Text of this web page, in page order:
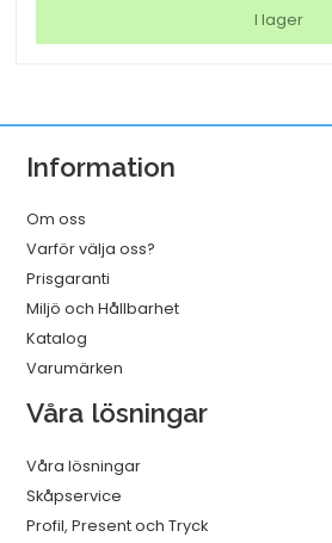
2x125mic
mängd
I lager
Information
Om oss
Varför välja oss?
Prisgaranti
Miljö och Hållbarhet
Katalog
Varumärken
Våra lösningar
Våra lösningar
Skåpservice
Profil, Present och Tryck